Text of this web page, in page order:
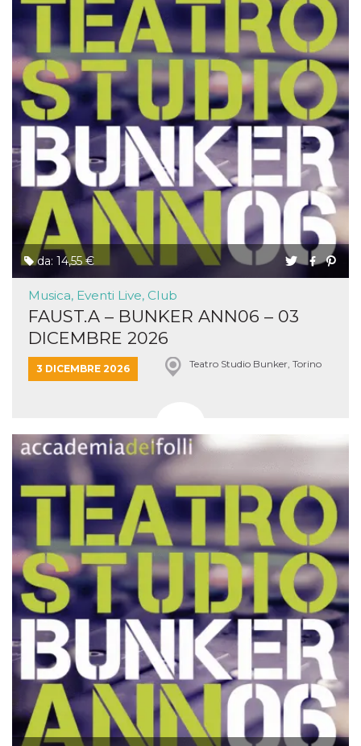
da: 14,55 €
Musica, Eventi Live, Club
FAUST.A – BUNKER ANN06 – 03
DICEMBRE 2026
3 DICEMBRE 2026 Teatro Studio Bunker, Torino